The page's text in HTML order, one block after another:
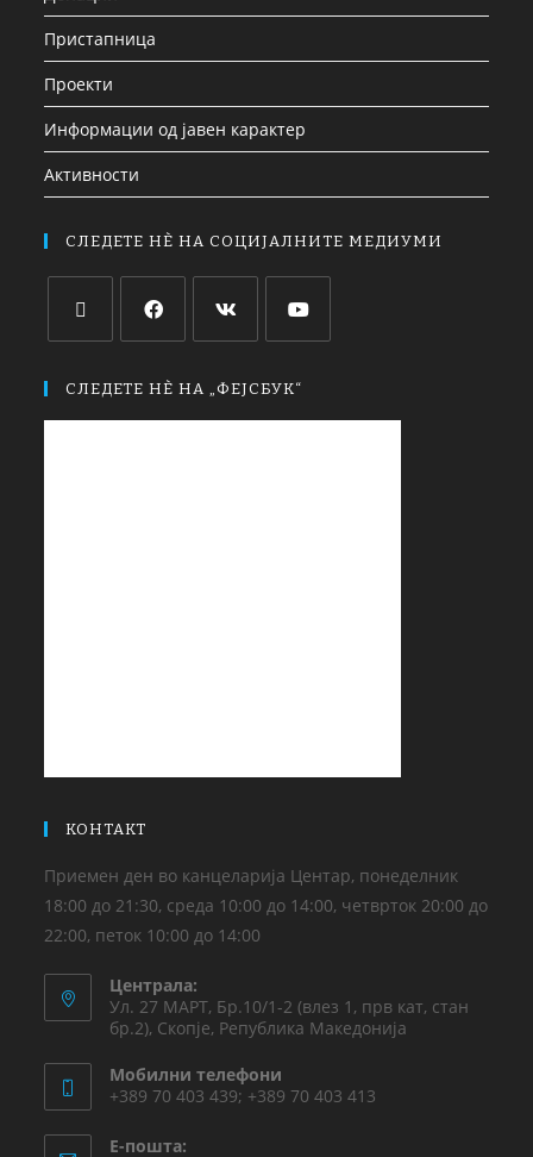
Пристапница
Проекти
Информации од јавен карактер
Активности
СЛЕДЕТЕ НЀ НА СОЦИЈАЛНИТЕ МЕДИУМИ
СЛЕДЕТЕ НЀ НА „ФЕЈСБУК“
КОНТАКТ
Приемен ден во канцеларија Центар, понеделник
18:00 до 21:30, среда 10:00 до 14:00, четврток 20:00 до
22:00, петок 10:00 до 14:00
Централа:
Ул. 27 МАРТ, Бр.10/1-2 (влез 1, прв кат, стан
бр.2), Скопје, Република Македонија
Мобилни телефони
+389 70 403 439; +389 70 403 413
Е-пошта: